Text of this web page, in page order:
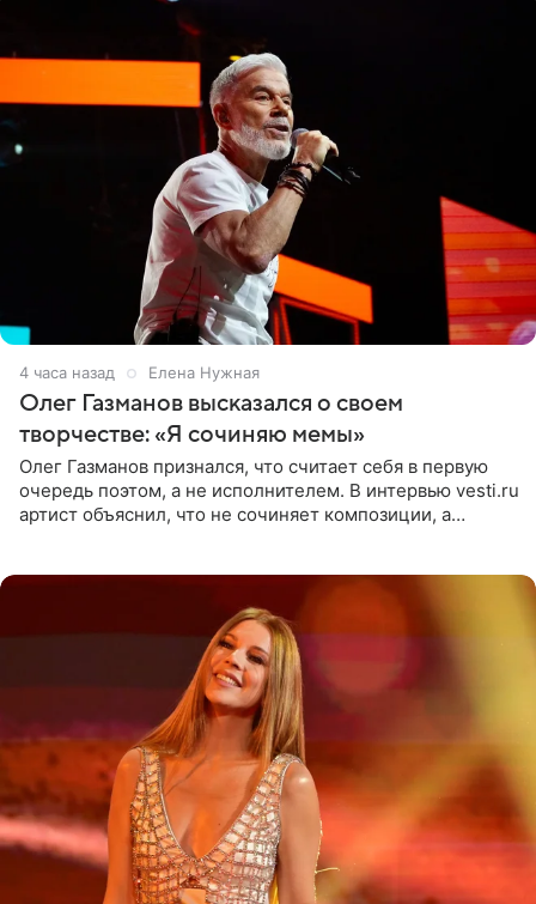
4 часа назад Елена Нужная
Олег Газманов высказался о своем
творчестве: «Я сочиняю мемы»
Олег Газманов признался, что считает себя в первую
очередь поэтом, а не исполнителем. В интервью vesti.ru
артист объяснил, что не сочиняет композиции, а